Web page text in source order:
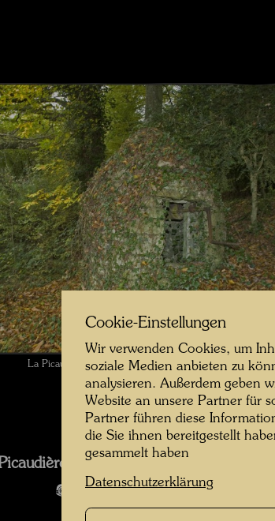
La Picaudière , Fotograf: Martin Schreiber ©
2010 Fotograf Martin
Bildergalerie öffnen
Cookie-Einstellungen
Wir verwenden Cookies, um
soziale Medien anbieten zu
analysieren. Außerdem geben
Website an unsere Partner für
Partner führen diese
die Sie ihnen bereitgestellt
gesammelt haben
Datenschutzerklärung